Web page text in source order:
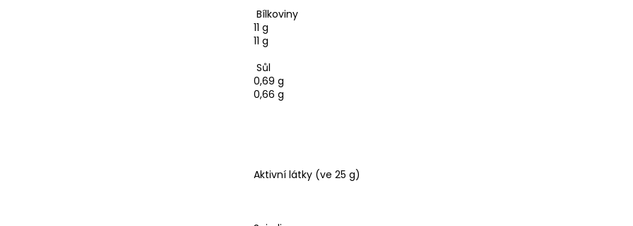
Bílkoviny
11 g
11 g
Sůl
0,69 g
0,66 g
Aktivní látky (ve 25 g)